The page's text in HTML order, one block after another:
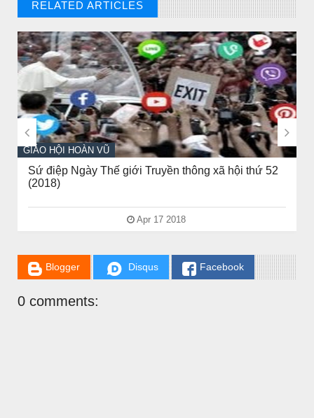
RELATED ARTICLES
// THAT'S WHAT YOU MIGHT BE LOOKING FOR
GIÁO HỘI HOÀN VŨ
Sứ điệp Ngày Thế giới Truyền thông xã hội thứ 52
(2018)
Apr 17 2018
 
Blogger Disqus Facebook
0 comments:
CHUYỆN Ý NGHĨA
NGƯỜI GIÀU THỰC SỰ